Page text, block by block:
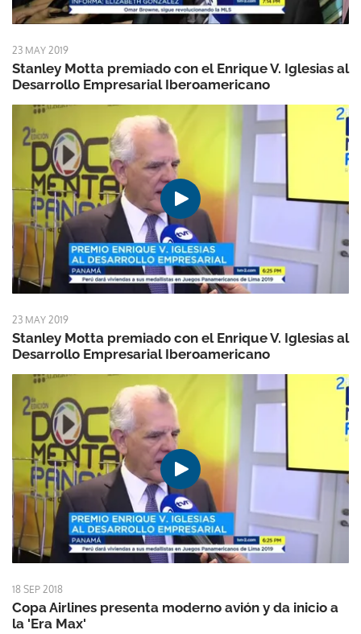
23 MAY 2019
Stanley Motta premiado con el Enrique V. Iglesias al
Desarrollo Empresarial Iberoamericano
23 MAY 2019
Stanley Motta premiado con el Enrique V. Iglesias al
Desarrollo Empresarial Iberoamericano
18 SEP 2018
Copa Airlines presenta moderno avión y da inicio a
la 'Era Max'